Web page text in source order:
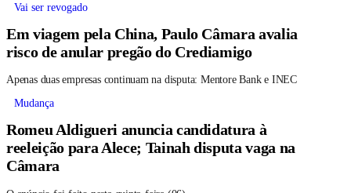
Vai ser revogado
Em viagem pela China, Paulo Câmara avalia
risco de anular pregão do Crediamigo
Apenas duas empresas continuam na disputa: Mentore Bank e INEC
Mudança
Romeu Aldigueri anuncia candidatura à
reeleição para Alece; Tainah disputa vaga na
Câmara